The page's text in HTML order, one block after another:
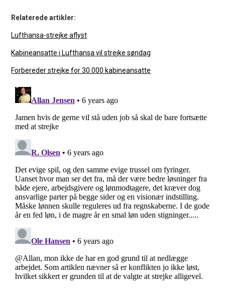
Relaterede artikler:
Lufthansa-strejke aflyst
Kabineansatte i Lufthansa vil strejke søndag
Forbereder strejke for 30.000 kabineansatte